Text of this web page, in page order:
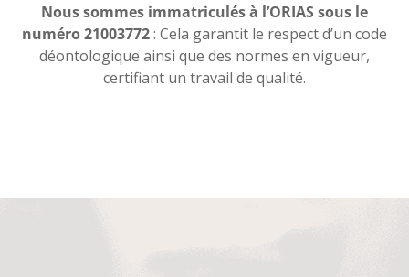
Nous sommes immatriculés à l’ORIAS sous le
numéro 21003772: Cela garantit le respect d’un code
déontologique ainsi que des normes en vigueur,
certifiant un travail de qualité.